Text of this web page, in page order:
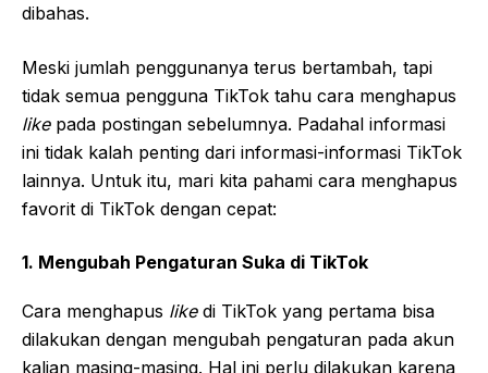
dibahas.
Meski jumlah penggunanya terus bertambah, tapi
tidak semua pengguna TikTok tahu cara menghapus
like pada postingan sebelumnya. Padahal informasi
ini tidak kalah penting dari informasi-informasi TikTok
lainnya. Untuk itu, mari kita pahami cara menghapus
favorit di TikTok dengan cepat:
1. Mengubah Pengaturan Suka di TikTok
Cara menghapus like di TikTok yang pertama bisa
dilakukan dengan mengubah pengaturan pada akun
kalian masing-masing. Hal ini perlu dilakukan karena